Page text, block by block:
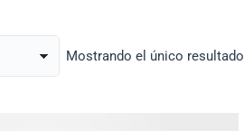
Mostrando el único resultado